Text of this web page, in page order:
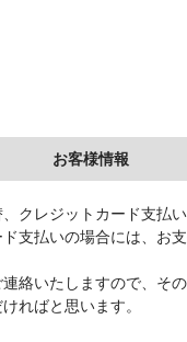
お客様情報
クレジットカード支払い
支払いの場合には、お
絡いたしますので、そ
ればと思います。